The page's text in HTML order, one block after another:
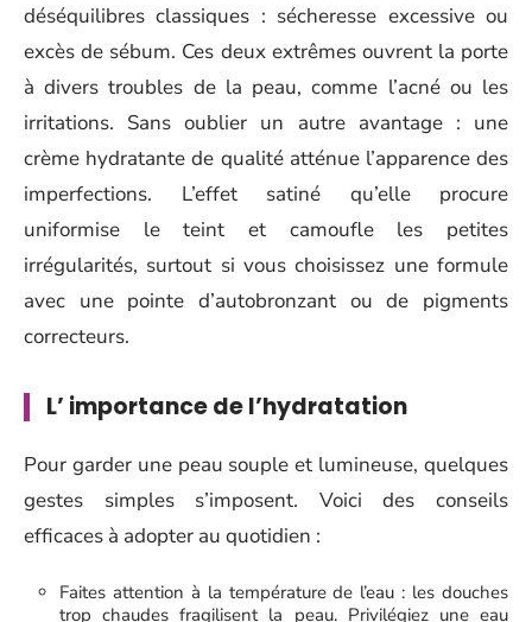
déséquilibres classiques : sécheresse excessive ou
excès de sébum. Ces deux extrêmes ouvrent la porte
à divers troubles de la peau, comme l’acné ou les
irritations. Sans oublier un autre avantage : une
crème hydratante de qualité atténue l’apparence des
imperfections. L’effet satiné qu’elle procure
uniformise le teint et camoufle les petites
irrégularités, surtout si vous choisissez une formule
avec une pointe d’autobronzant ou de pigments
correcteurs.
L’ importance de l’hydratation
Pour garder une peau souple et lumineuse, quelques
gestes simples s’imposent. Voici des conseils
efficaces à adopter au quotidien :
Faites attention à la température de l’eau : les douches
trop chaudes fragilisent la peau. Privilégiez une eau